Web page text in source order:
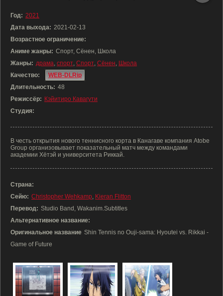
Год: 2021
Дата выхода: 2021-02-13
Возрастное ограничение:
Аниме жанры: Спорт, Сёнен, Школа
Жанры: драма, спорт, Спорт, Сёнен, Школа
Качество:
WEB-DLRip
Длительность: 48
Режиссёр: Кэйитиро Кавагути
Студия:
В честь открытия нового теннисного корта в Канагаве компания Atobe
Group организовывает показательный матч между командами
академии Хётэй и университета Риккай.
Страна:
Сейю: Christopher Wehkamp, Kieran Flitton
Перевод: Studio Band, Wakanim.Subtitles
Альтернативное название:
Оригинальное название Shin Tennis no Ouji-sama: Hyoutei vs. Rikkai -
Game of Future